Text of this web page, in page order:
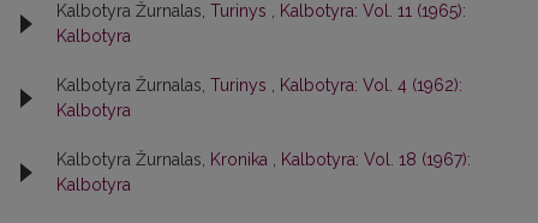
Kalbotyra Žurnalas, Turinys
Kalbotyra: Vol. 11 (1965):
Kalbotyra
Kalbotyra Žurnalas, Turinys
Kalbotyra: Vol. 4 (1962):
Kalbotyra
Kalbotyra Žurnalas, Kronika
Kalbotyra: Vol. 18 (1967):
Kalbotyra